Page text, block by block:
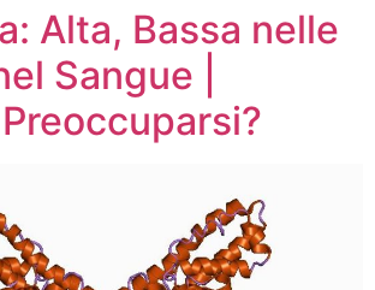
Alta, Bassa nelle
Sangue |